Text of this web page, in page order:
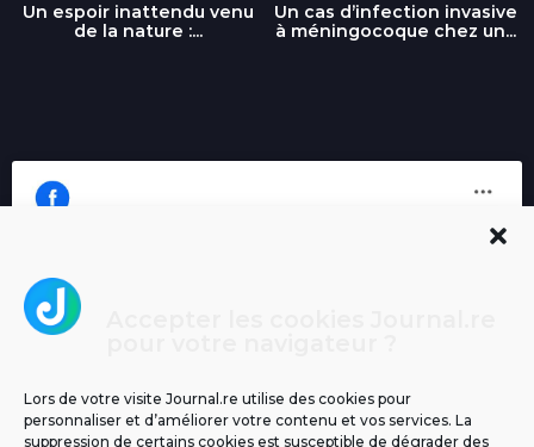
Lors de votre visite Journal.re utilise des cookies pour
personnaliser et d’améliorer votre contenu et vos services. La
suppression de certains cookies est susceptible de dégrader des
Un espoir inattendu venu
de la nature :...
Un cas d’infection invasive
à méningocoque chez un...